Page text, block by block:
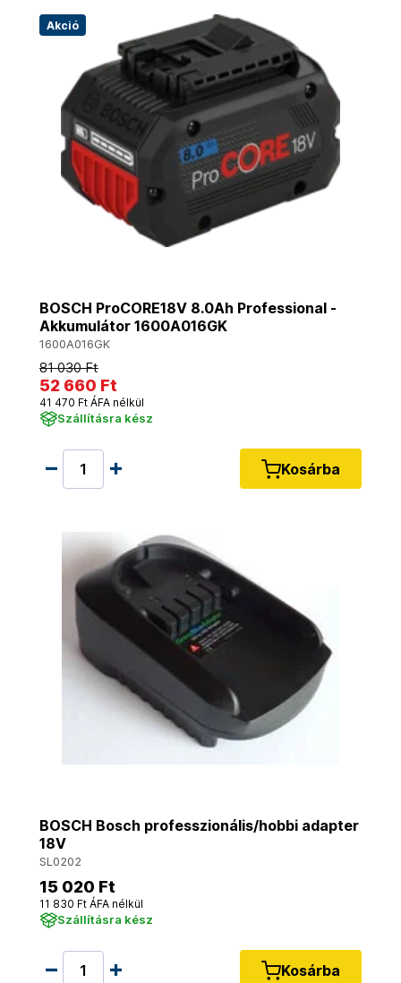
Akció
BOSCH ProCORE18V 8.0Ah Professional -
Akkumulátor 1600A016GK
1600A016GK
81 030 Ft
52 660 Ft
41 470 Ft ÁFA nélkül
Szállításra kész
Kosárba
BOSCH Bosch professzionális/hobbi adapter
18V
SL0202
15 020 Ft
11 830 Ft ÁFA nélkül
Szállításra kész
Kosárba